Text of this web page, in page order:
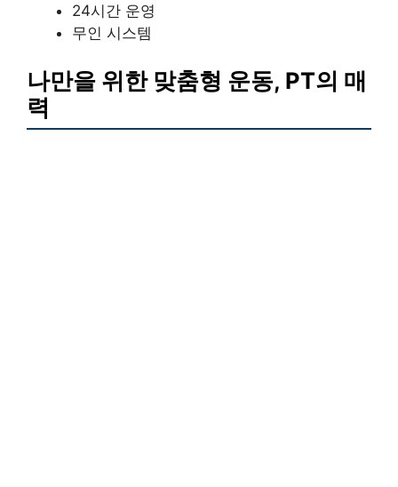
24시간 운영
무인 시스템
나만을 위한 맞춤형 운동, PT의 매
력